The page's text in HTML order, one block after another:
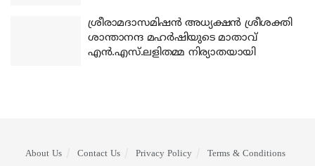
ശ്രീരാമദാസമിഷന്‍ അധ്യക്ഷന്‍ ശ്രീശക്തി
ശാന്താനന്ദ മഹര്‍ഷിയുടെ മാതാവ്
എന്‍.എസ്.ലളിതമ്മ നിര്യാതയായി
About Us Contact Us Privacy Policy Terms & Conditions